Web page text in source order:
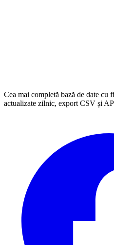
Cea mai completă bază de date cu
actualizate zilnic, export CSV și